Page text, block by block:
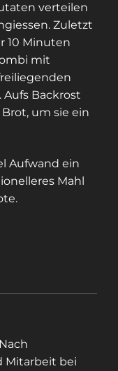
verteilen
Zuletzt
10 Minuten
mit
Backrost
um sie ein
Aufwand ein
Mahl
Mitarbeit bei